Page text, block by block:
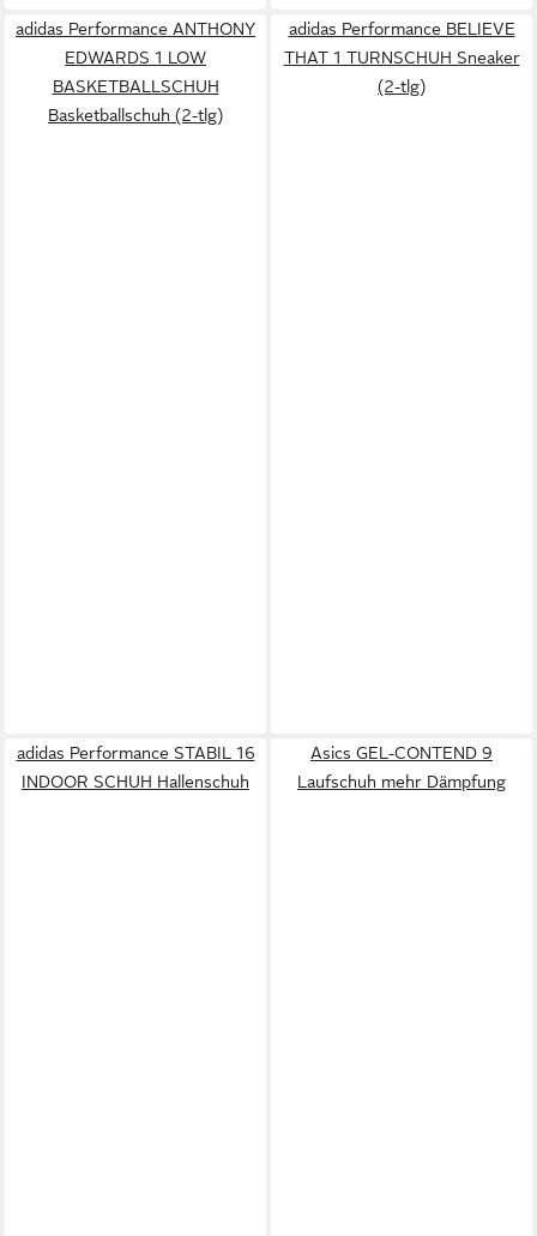
adidas Performance ANTHONY
EDWARDS 1 LOW
BASKETBALLSCHUH
Basketballschuh (2-tlg)
adidas Performance BELIEVE
THAT 1 TURNSCHUH Sneaker
(2-tlg)
adidas Performance STABIL 16
INDOOR SCHUH Hallenschuh
Asics GEL-CONTEND 9
Laufschuh mehr Dämpfung